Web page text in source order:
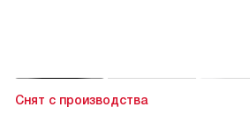
Снят с производства